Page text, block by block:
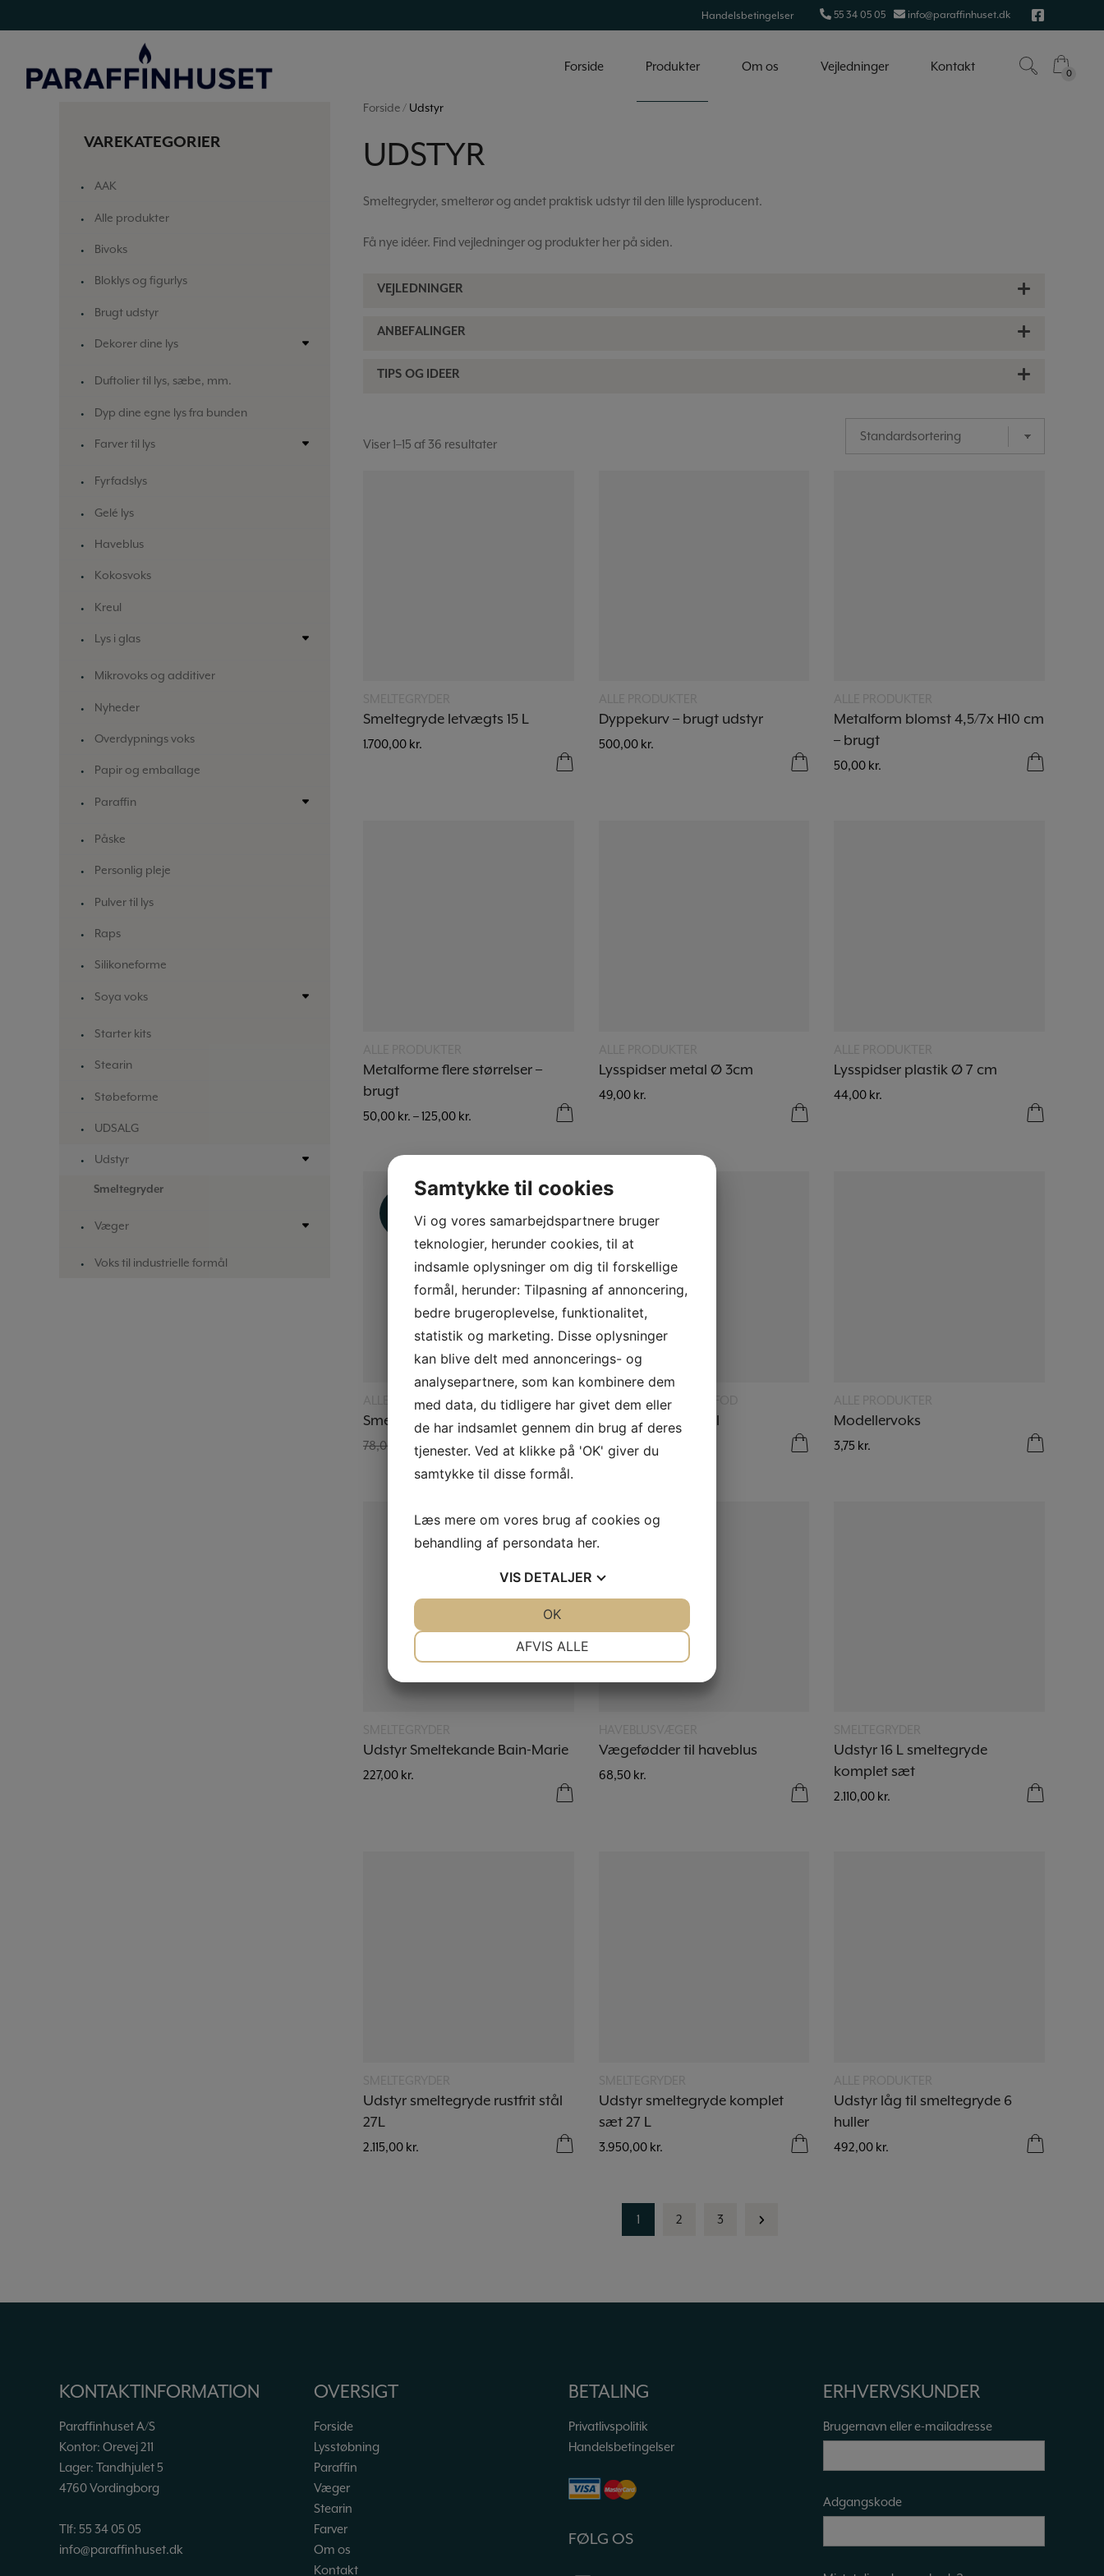
til
Handelsbetingelser 55 34 05 05 info@paraffinhuset.dk
Forside Produkter Om os Vejledninger Kontakt
0
0
Forside/ Udstyr
UDSTYR
Smeltegryder, smelterør og andet praktisk udstyr til den lille lysproducent.
Få nye idéer. Find vejledninger og produkter her på siden.
VEJLEDNINGER
ANBEFALINGER
TIPS OG IDEER
Viser 1–15 af 36 resultater
Smeltegryde letvægts 15 L
1.700,00 kr.
Dyppekurv – brugt udstyr
500,00 kr.
Metalform blomst 4,5/7x H10 cm
– brugt
50,00 kr.
Metalforme flere størrelser –
brugt
50,00 kr. –125,00 kr.
Lysspidser metal Ø 3cm
49,00 kr.
Lysspidser plastik Ø 7 cm
44,00 kr.
Læs mere
ALLE PRODUKTER
Smeltekande i glas
78,00 58,50kr.
VOKSEDE VÆGER PÅ FOD
Vægeholder metal
6,00kr.
Modellervoks
3,75 kr.
Udstyr Smeltekande Bain-Marie
227,00 kr.
Vægefødder til haveblus
68,50 kr.
Udstyr 16 L smeltegryde
komplet sæt
2.110,00 kr.
Udstyr smeltegryde rustfrit stål
27L
2.115,00 kr.
Udstyr smeltegryde komplet
sæt 27 L
3.950,00 kr.
Udstyr låg til smeltegryde 6
huller
492,00 kr.
1 2 3
VAREKATEGORIER
AAK
Alle produkter
Bivoks
Bloklys og figurlys
Brugt udstyr
Dekorer dine lys
Duftolier til lys, sæbe, mm.
Dyp dine egne lys fra bunden
Farver til lys
Fyrfadslys
Gelé lys
Haveblus
Kokosvoks
Kreul
Lys i glas
Mikrovoks og additiver
Nyheder
Overdypnings voks
Papir og emballage
Paraffin
Påske
Personlig pleje
Pulver til lys
Raps
Silikoneforme
Soya voks
Starter kits
Stearin
Støbeforme
UDSALG
Udstyr
Smeltegryder
Væger
Voks til industrielle formål
KONTAKTINFORMATION
Paraffinhuset A/S
Kontor: Orevej 211
Lager: Tandhjulet 5
4760 Vordingborg
Tlf: 55 34 05 05
info@paraffinhuset.dk
OVERSIGT
Forside
Lysstøbning
Paraffin
Væger
Stearin
Farver
Om os
Kontakt
BETALING
Privatlivspolitik
Handelsbetingelser
FØLG OS
ERHVERVSKUNDER
Brugernavn eller e-mailadresse
Adgangskode
Samtykke til cookies
Vi og vores samarbejdspartnere bruger
teknologier, herunder cookies, til at
indsamle oplysninger om dig til forskellige
formål, herunder: Tilpasning af annoncering,
bedre brugeroplevelse, funktionalitet,
statistik og marketing. Disse oplysninger
kan blive delt med annoncerings- og
analysepartnere, som kan kombinere dem
med data, du tidligere har givet dem eller
de har indsamlet gennem din brug af deres
tjenester. Ved at klikke på 'OK' giver du
samtykke til disse formål.
Læs mere om vores brug af cookies og
behandling af persondata her.
VIS DETALJER
AFVIS ALLE
OK